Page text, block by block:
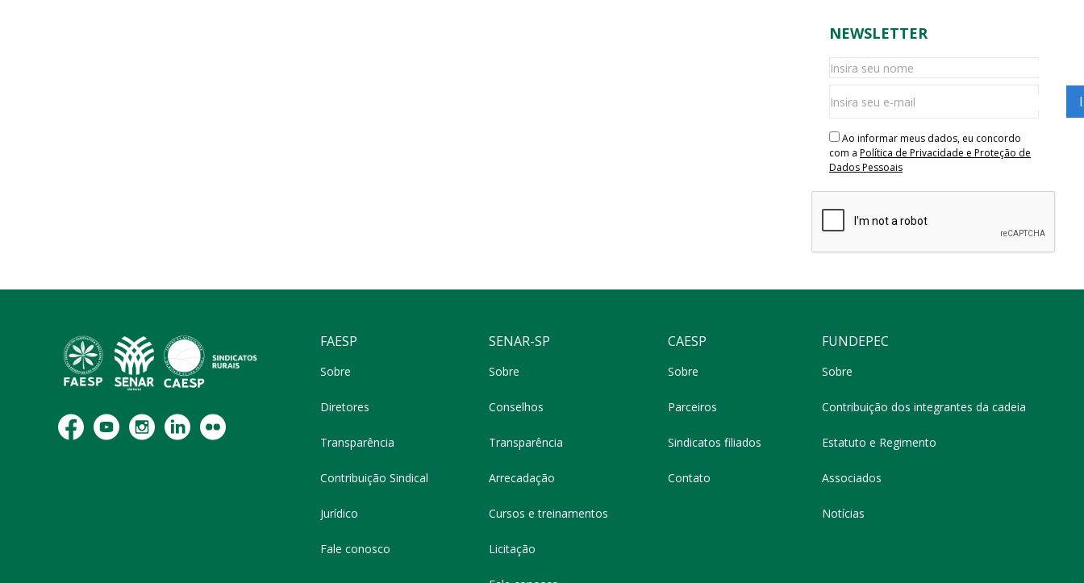
NEWSLETTER
Ao informar meus dados, eu concordo
com a Política de Privacidade e Proteção de
Dados Pessoais
FAESP
Sobre
Diretores
Transparência
Contribuição Sindical
Jurídico
Fale conosco
SENAR-SP
Sobre
Conselhos
Transparência
Arrecadação
Cursos e treinamentos
Licitação
CAESP
Sobre
Parceiros
Sindicatos filiados
Contato
FUNDEPEC
Sobre
Contribuição dos integrantes da cadeia
Estatuto e Regimento
Associados
Notícias